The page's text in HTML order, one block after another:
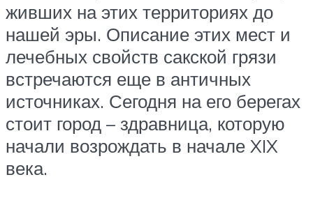
живших на этих территориях до
нашей эры. Описание этих мест и
лечебных свойств сакской грязи
встречаются еще в античных
источниках. Сегодня на его берегах
стоит город – здравница, которую
начали возрождать в начале XIX
века.